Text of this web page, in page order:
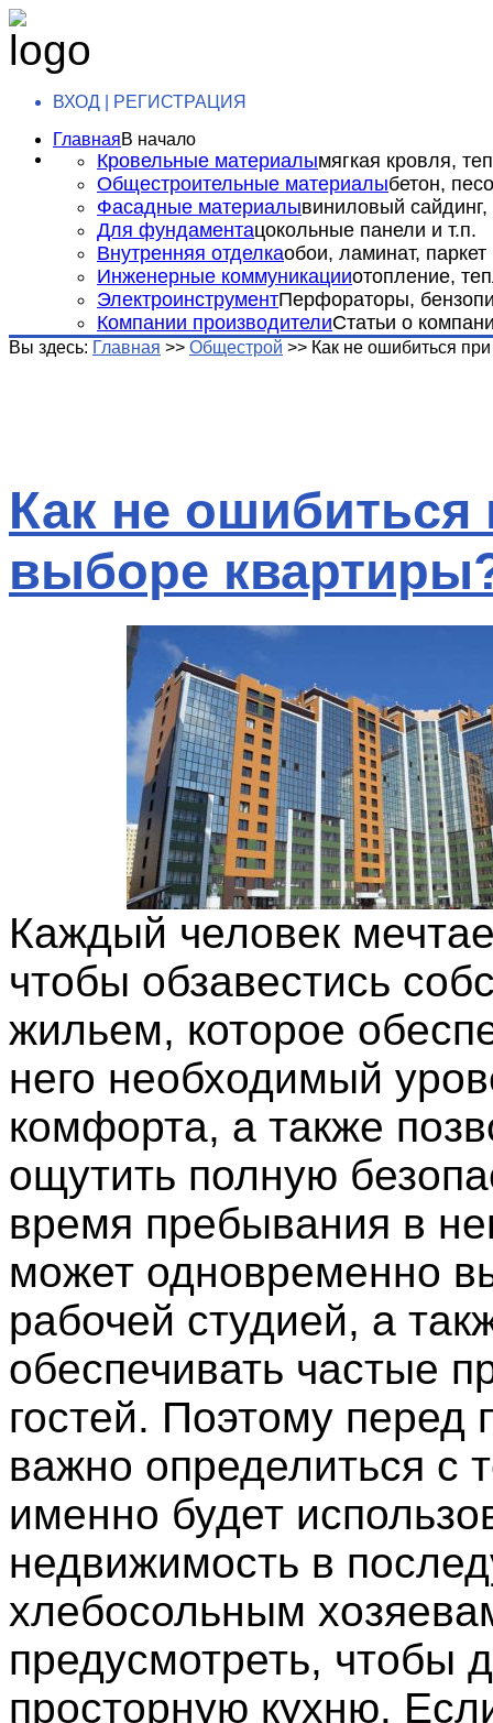
ВХОД | РЕГИСТРАЦИЯ
ГлавнаяВ начало
Кровельные материалымягкая кровля,
Общестроительные материалыбетон,
Фасадные материалывиниловый сайдинг,
Для фундаментацокольные панели и т.п.
Внутренняя отделкаобои, ламинат, паркет
Инженерные коммуникацииотопление,
ЭлектроинструментПерфораторы,
Компании производителиСтатьи о
Вы здесь: Главная >> Общестрой >> Как не ошибиться
Как не ошибиться
выборе
Каждый человек
чтобы обзавестись
жильем, которое
него необходимый
комфорта, а также
ощутить полную
время пребывания в
может одновременно
рабочей студией, а
обеспечивать частые
гостей. Поэтому перед
важно определиться с
именно будет
недвижимость в
хлебосольным
предусмотреть, чтобы
просторную кухню.